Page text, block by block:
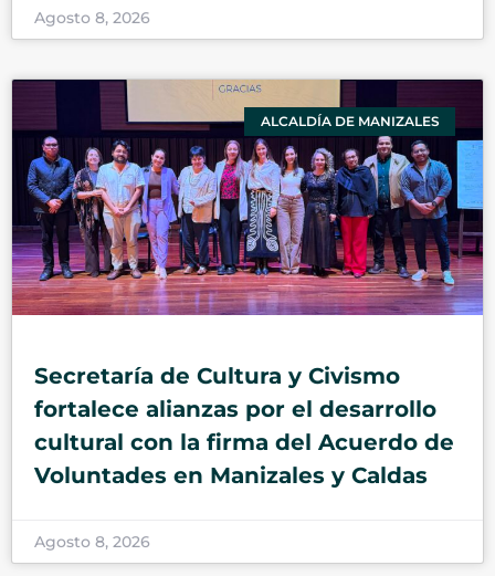
Agosto 8, 2026
ALCALDÍA DE MANIZALES
Secretaría de Cultura y Civismo
fortalece alianzas por el desarrollo
cultural con la firma del Acuerdo de
Voluntades en Manizales y Caldas
Agosto 8, 2026